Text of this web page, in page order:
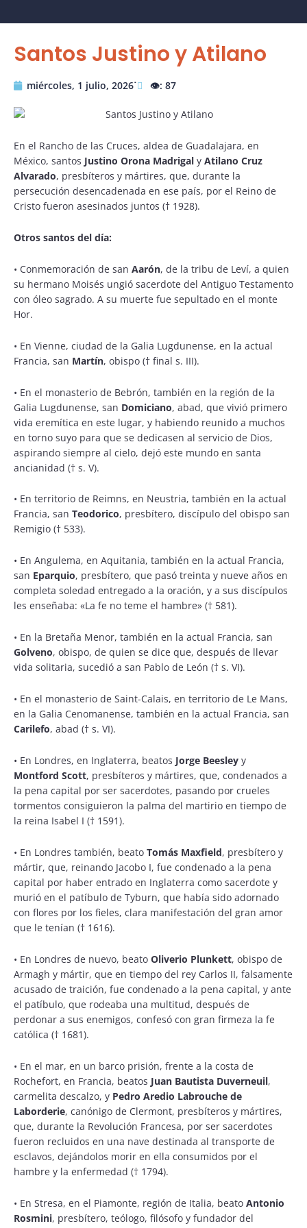
Santos Justino y Atilano
miércoles, 1 julio, 2026˙ 👁️: 87
En el Rancho de las Cruces, aldea de Guadalajara, en
México, santos Justino Orona Madrigal y Atilano Cruz
Alvarado, presbíteros y mártires, que, durante la
persecución desencadenada en ese país, por el Reino de
Cristo fueron asesinados juntos († 1928).
Otros santos del día:
• Conmemoración de san Aarón, de la tribu de Leví, a quien
su hermano Moisés ungió sacerdote del Antiguo Testamento
con óleo sagrado. A su muerte fue sepultado en el monte
Hor.
• En Vienne, ciudad de la Galia Lugdunense, en la actual
Francia, san Martín, obispo († final s. III).
• En el monasterio de Bebrón, también en la región de la
Galia Lugdunense, san Domiciano, abad, que vivió primero
vida eremítica en este lugar, y habiendo reunido a muchos
en torno suyo para que se dedicasen al servicio de Dios,
aspirando siempre al cielo, dejó este mundo en santa
ancianidad († s. V).
• En territorio de Reimns, en Neustria, también en la actual
Francia, san Teodorico, presbítero, discípulo del obispo san
Remigio († 533).
• En Angulema, en Aquitania, también en la actual Francia,
san Eparquio, presbítero, que pasó treinta y nueve años en
completa soledad entregado a la oración, y a sus discípulos
les enseñaba: «La fe no teme el hambre» († 581).
• En la Bretaña Menor, también en la actual Francia, san
Golveno, obispo, de quien se dice que, después de llevar
vida solitaria, sucedió a san Pablo de León († s. VI).
• En el monasterio de Saint-Calais, en territorio de Le Mans,
en la Galia Cenomanense, también en la actual Francia, san
Carilefo, abad († s. VI).
• En Londres, en Inglaterra, beatos Jorge Beesley y
Montford Scott, presbíteros y mártires, que, condenados a
la pena capital por ser sacerdotes, pasando por crueles
tormentos consiguieron la palma del martirio en tiempo de
la reina Isabel I († 1591).
• En Londres también, beato Tomás Maxfield, presbítero y
mártir, que, reinando Jacobo I, fue condenado a la pena
capital por haber entrado en Inglaterra como sacerdote y
murió en el patíbulo de Tyburn, que había sido adornado
con flores por los fieles, clara manifestación del gran amor
que le tenían († 1616).
• En Londres de nuevo, beato Oliverio Plunkett, obispo de
Armagh y mártir, que en tiempo del rey Carlos II, falsamente
acusado de traición, fue condenado a la pena capital, y ante
el patíbulo, que rodeaba una multitud, después de
perdonar a sus enemigos, confesó con gran firmeza la fe
católica († 1681).
• En el mar, en un barco prisión, frente a la costa de
Rochefort, en Francia, beatos Juan Bautista Duverneuil,
carmelita descalzo, y Pedro Aredio Labrouche de
Laborderie, canónigo de Clermont, presbíteros y mártires,
que, durante la Revolución Francesa, por ser sacerdotes
fueron recluidos en una nave destinada al transporte de
esclavos, dejándolos morir en ella consumidos por el
hambre y la enfermedad († 1794).
• En Stresa, en el Piamonte, región de Italia, beato Antonio
Rosmini, presbítero, teólogo, filósofo y fundador del